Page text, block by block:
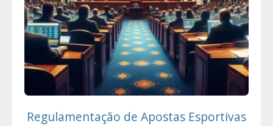
Regulamentação de Apostas Esportivas